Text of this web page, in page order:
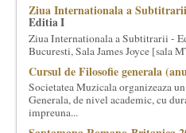
inceput cu muzica clasica - si de aici
dezvoltam proiecte si in alte
Facem management cultural,
proprii sau preluate, modele si
cultural si consultanta. Organizam
evenimente culturale, private sau
cultura generala muzicala, teatrala,
Ziua Internationala a Subtitrarii
Editia I
Ziua Internationala a Subtitrarii -
Bucuresti, Sala James Joyce [sala
Cursul de Filosofie generala
Societatea Muzicala organizeaza
Generala, de nivel academic, cu
impreuna...